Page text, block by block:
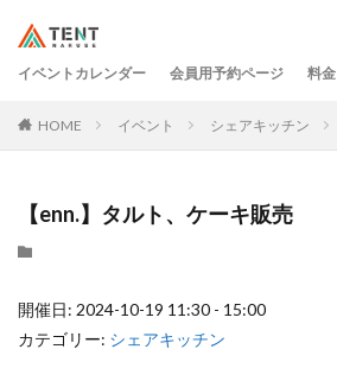
イベントカレンダー 会員用予約ページ 料金
HOME イベント シェアキッチン
【enn.】タルト、ケーキ販売
開催日: 2024-10-19 11:30 - 15:00
カテゴリー: シェアキッチン